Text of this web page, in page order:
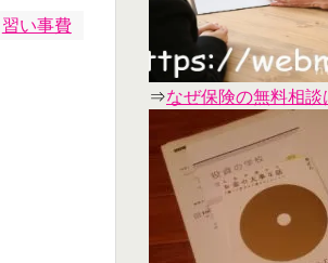
習い事費
⇒なぜ保険の無料相談